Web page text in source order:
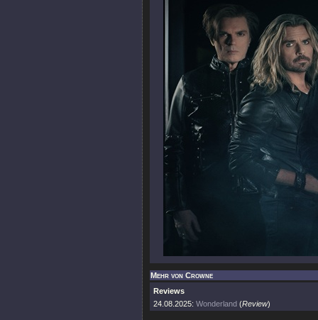
Mehr von Crowne
Reviews
24.08.2025: Wonderland (Review)